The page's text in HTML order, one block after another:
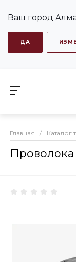
Ваш город
ДА
Главная / Каталог